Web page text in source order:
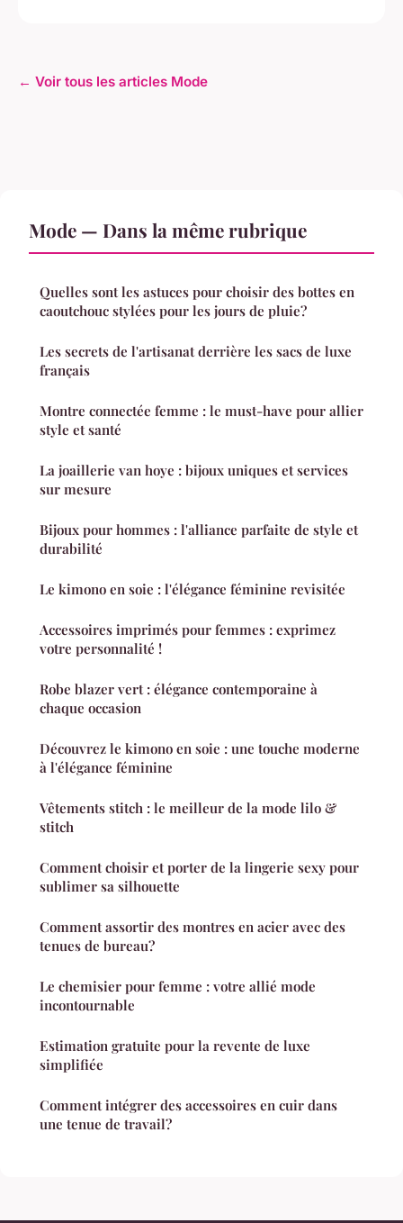
← Voir tous les articles Mode
Mode — Dans la même rubrique
Quelles sont les astuces pour choisir des bottes en
caoutchouc stylées pour les jours de pluie?
Les secrets de l'artisanat derrière les sacs de luxe
français
Montre connectée femme : le must-have pour allier
style et santé
La joaillerie van hoye : bijoux uniques et services
sur mesure
Bijoux pour hommes : l'alliance parfaite de style et
durabilité
Le kimono en soie : l'élégance féminine revisitée
Accessoires imprimés pour femmes : exprimez
votre personnalité !
Robe blazer vert : élégance contemporaine à
chaque occasion
Découvrez le kimono en soie : une touche moderne
à l'élégance féminine
Vêtements stitch : le meilleur de la mode lilo &
stitch
Comment choisir et porter de la lingerie sexy pour
sublimer sa silhouette
Comment assortir des montres en acier avec des
tenues de bureau?
Le chemisier pour femme : votre allié mode
incontournable
Estimation gratuite pour la revente de luxe
simplifiée
Comment intégrer des accessoires en cuir dans
une tenue de travail?